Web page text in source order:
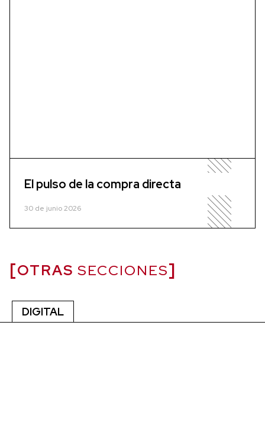
El pulso de la compra directa
30 de junio 2026
OTRAS SECCIONES
DIGITAL